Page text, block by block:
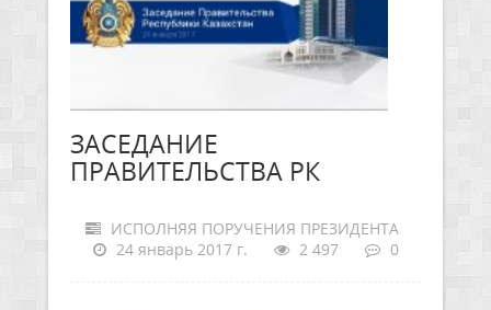
ЗАСЕДАНИЕ
ПРАВИТЕЛЬСТВА РК
ИСПОЛНЯЯ ПОРУЧЕНИЯ ПРЕЗИДЕНТА
24 январь 2017 г.
2 497 0